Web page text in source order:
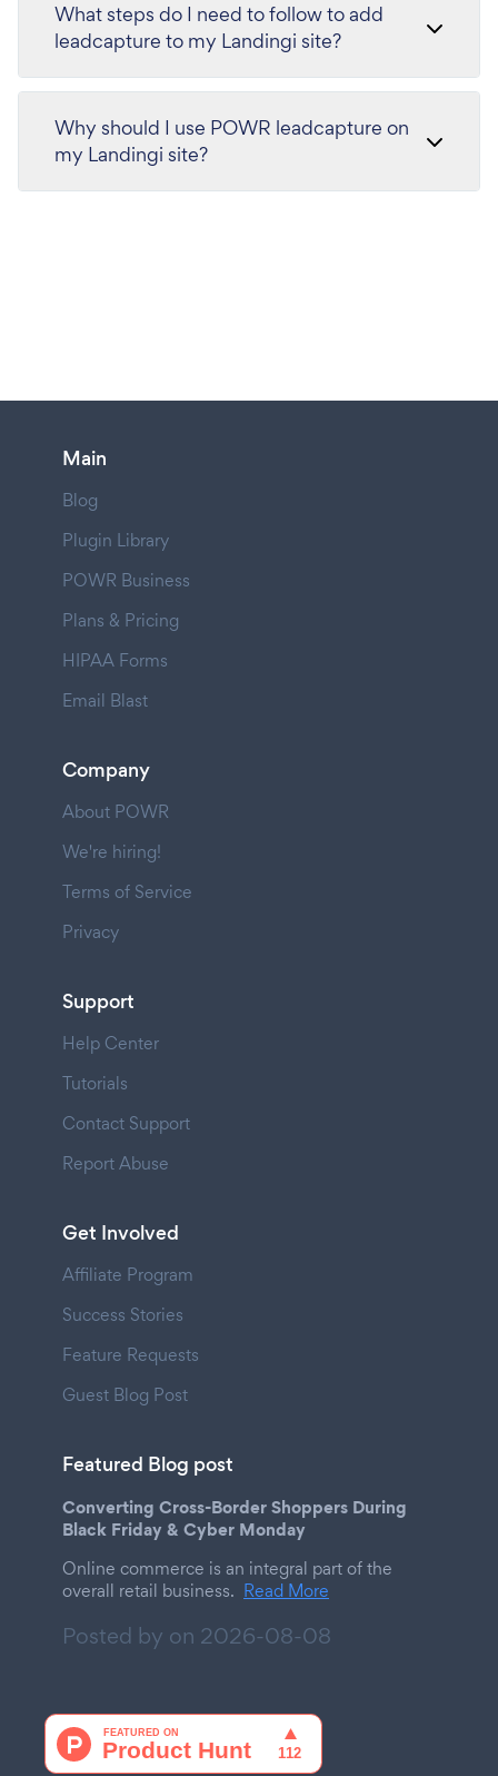
What steps do I need to follow to add
leadcapture to my Landingi site?
Why should I use POWR leadcapture on
my Landingi site?
Main
Blog
Plugin Library
POWR Business
Plans & Pricing
HIPAA Forms
Email Blast
Company
About POWR
We're hiring!
Terms of Service
Privacy
Support
Help Center
Tutorials
Contact Support
Report Abuse
Get Involved
Affiliate Program
Success Stories
Feature Requests
Guest Blog Post
Featured Blog post
Converting Cross-Border Shoppers During
Black Friday & Cyber Monday
Online commerce is an integral part of the
overall retail business. Read More
Posted by on 2026-08-08